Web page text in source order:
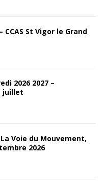
St Vigor le Grand
2026 2027 –
juillet
La Voie du Mouvement,
2026